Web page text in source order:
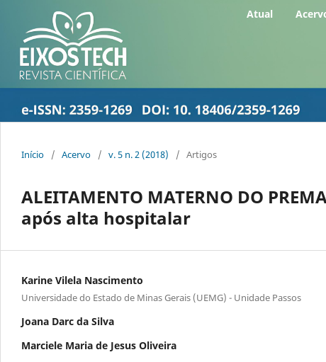
Atual
Início / Acervo / v. 5 n. 2 (2018) / Artigos
ALEITAMENTO MATERNO DO
após alta hospitalar
Karine Vilela Nascimento
Universidade do Estado de Minas Gerais (UEMG) - Unidade Passos
Joana Darc da Silva
Marciele Maria de Jesus Oliveira